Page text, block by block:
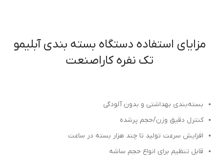
مزایای استفاده دستگاه بسته بندی آبلیمو
تک نفره کاراصنعت
بسته‌بندی بهداشتی و بدون آلودگی
کنترل دقیق وزن/حجم پرشده
افزایش سرعت تولید تا چند هزار بسته در ساعت
قابل تنظیم برای انواع حجم ساشه